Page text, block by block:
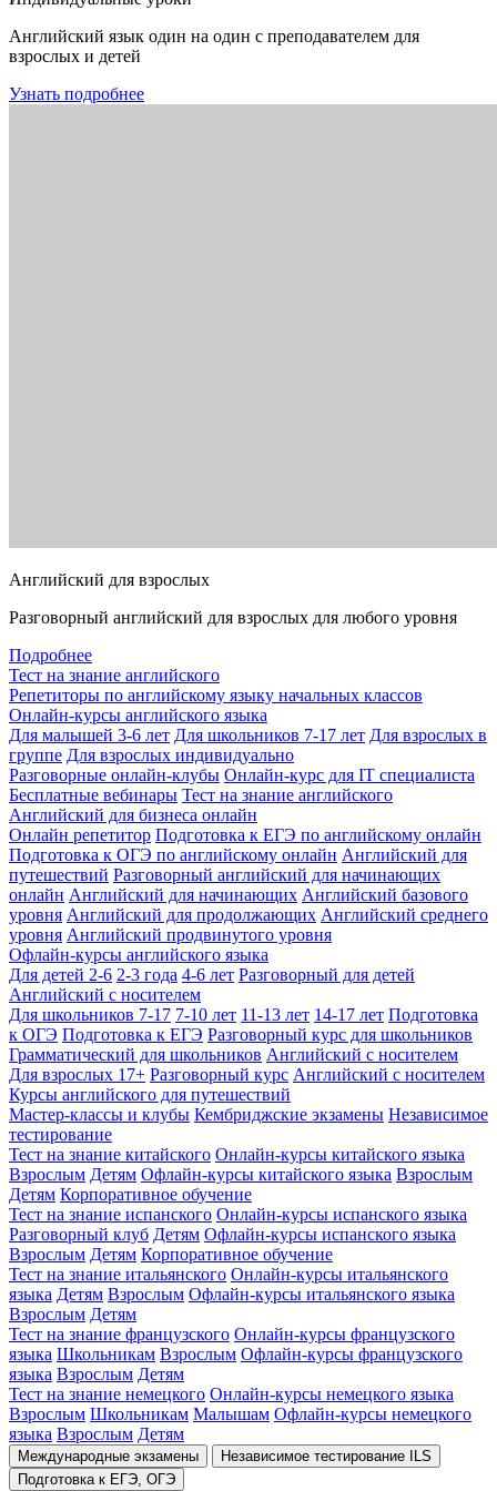
Английский язык один на один с преподавателем для
взрослых и детей
Узнать подробнее
Английский для взрослых
Разговорный английский для взрослых для любого уровня
Подробнее
Тест на знание английского
Репетиторы по английскому языку начальных классов
Онлайн-курсы английского языка
Для малышей 3-6 лет Для школьников 7-17 лет Для взрослых в
группе Для взрослых индивидуально
Разговорные онлайн-клубы Онлайн-курс для IT специалиста
Бесплатные вебинары Тест на знание английского
Английский для бизнеса онлайн
Онлайн репетитор Подготовка к ЕГЭ по английскому онлайн
Подготовка к ОГЭ по английскому онлайн Английский для
путешествий Разговорный английский для начинающих
онлайн Английский для начинающих Английский базового
уровня Английский для продолжающих Английский среднего
уровня Английский продвинутого уровня
Офлайн-курсы английского языка
Для детей 2-6 2-3 года 4-6 лет Разговорный для детей
Английский с носителем
Для школьников 7-17 7-10 лет 11-13 лет 14-17 лет Подготовка
к ОГЭ Подготовка к ЕГЭ Разговорный курс для школьников
Грамматический для школьников Английский с носителем
Для взрослых 17+ Разговорный курс Английский с носителем
Курсы английского для путешествий
Мастер-классы и клубы Кембриджские экзамены Независимое
тестирование
Тест на знание китайского Онлайн-курсы китайского языка
Взрослым Детям Офлайн-курсы китайского языка Взрослым
Детям Корпоративное обучение
Тест на знание испанского Онлайн-курсы испанского языка
Разговорный клуб Детям Офлайн-курсы испанского языка
Взрослым Детям Корпоративное обучение
Тест на знание итальянского Онлайн-курсы итальянского
языка Детям Взрослым Офлайн-курсы итальянского языка
Взрослым Детям
Тест на знание французского Онлайн-курсы французского
языка Школьникам Взрослым Офлайн-курсы французского
языка Взрослым Детям
Тест на знание немецкого Онлайн-курсы немецкого языка
Взрослым Школьникам Малышам Офлайн-курсы немецкого
языка Взрослым Детям
Международные экзамены
Независимое тестирование ILS
Подготовка к ЕГЭ, ОГЭ